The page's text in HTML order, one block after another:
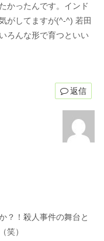
かったんです。インド
がしてますが(^-^) 若田
ろんな形で育つといい
返信
？！殺人事件の舞台と
笑）